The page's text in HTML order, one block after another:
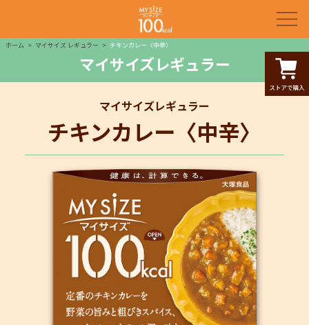
ホーム マイサイズ レギュラー チキンカレー〈中辛〉
マイサイズレギュラー
マイサイズレギュラー
チキンカレー〈中辛〉